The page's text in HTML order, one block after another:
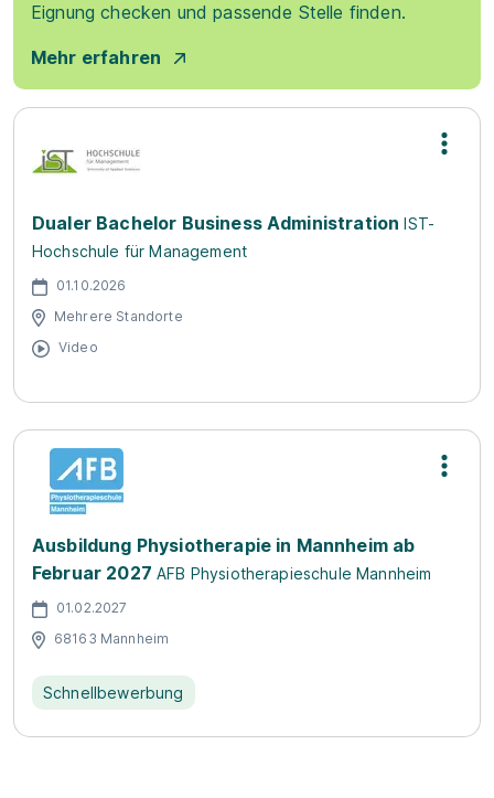
Eignung checken und passende Stelle finden.
Mehr erfahren
Dualer Bachelor Business Administration IST-
Hochschule für Management
01.10.2026
Mehrere Standorte
Video
Ausbildung Physiotherapie in Mannheim ab
Februar 2027 AFB Physiotherapieschule Mannheim
01.02.2027
68163 Mannheim
Schnellbewerbung